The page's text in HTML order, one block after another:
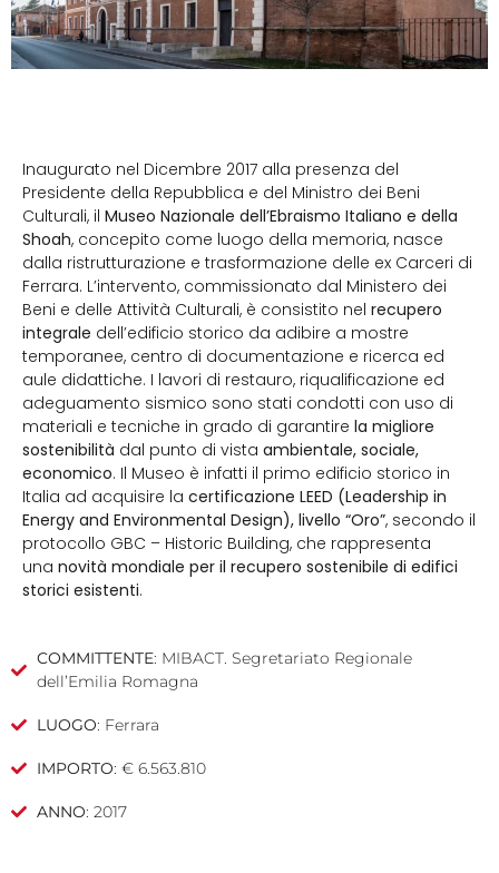
Inaugurato nel Dicembre 2017 alla presenza del
Presidente della Repubblica e del Ministro dei Beni
Culturali, il Museo Nazionale dell’Ebraismo Italiano e della
Shoah, concepito come luogo della memoria, nasce
dalla ristrutturazione e trasformazione delle ex Carceri di
Ferrara. L’intervento, commissionato dal Ministero dei
Beni e delle Attività Culturali, è consistito nel recupero
integrale dell’edificio storico da adibire a mostre
temporanee, centro di documentazione e ricerca ed
aule didattiche. I lavori di restauro, riqualificazione ed
adeguamento sismico sono stati condotti con uso di
materiali e tecniche in grado di garantire la migliore
sostenibilità dal punto di vista ambientale, sociale,
economico. Il Museo è infatti il primo edificio storico in
Italia ad acquisire la certificazione LEED (Leadership in
Energy and Environmental Design), livello “Oro”, secondo il
protocollo GBC – Historic Building, che rappresenta
una novità mondiale per il recupero sostenibile di edifici
storici esistenti.
COMMITTENTE: MIBACT. Segretariato Regionale
dell’Emilia Romagna
LUOGO: Ferrara
IMPORTO: € 6.563.810
ANNO: 2017